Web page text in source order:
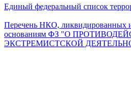
Единый федеральный список
Перечень НКО, ликвидированных
основаниям ФЗ "О
ЭКСТРЕМИСТСКОЙ